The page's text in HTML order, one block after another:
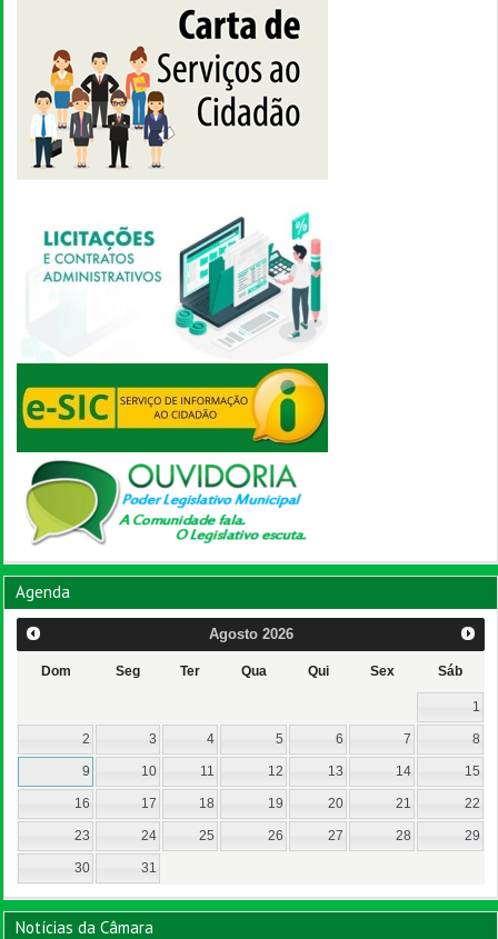
Agenda
Agosto 2026
Dom Seg Ter Qua Qui Sex Sáb
1
2 3 4 5 6 7 8
9 10 11 12 13 14 15
16 17 18 19 20 21 22
23 24 25 26 27 28 29
30 31
Notícias da Câmara